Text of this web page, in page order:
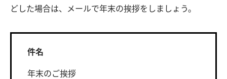
どした場合は、メールで年末の挨拶をしましょう。
件名
年末のご挨拶